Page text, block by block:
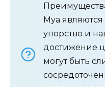
Муа
упорство и
достижение
могут быть